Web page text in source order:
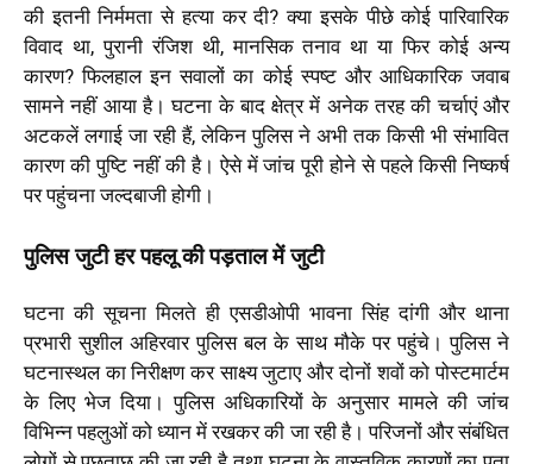
की इतनी निर्ममता से हत्या कर दी? क्या इसके पीछे कोई पारिवारिक
विवाद था, पुरानी रंजिश थी, मानसिक तनाव था या फिर कोई अन्य
कारण? फिलहाल इन सवालों का कोई स्पष्ट और आधिकारिक जवाब
सामने नहीं आया है। घटना के बाद क्षेत्र में अनेक तरह की चर्चाएं और
अटकलें लगाई जा रही हैं, लेकिन पुलिस ने अभी तक किसी भी संभावित
कारण की पुष्टि नहीं की है। ऐसे में जांच पूरी होने से पहले किसी निष्कर्ष
पर पहुंचना जल्दबाजी होगी।
पुलिस जुटी हर पहलू की पड़ताल में जुटी
घटना की सूचना मिलते ही एसडीओपी भावना सिंह दांगी और थाना
प्रभारी सुशील अहिरवार पुलिस बल के साथ मौके पर पहुंचे। पुलिस ने
घटनास्थल का निरीक्षण कर साक्ष्य जुटाए और दोनों शवों को पोस्टमार्टम
के लिए भेज दिया। पुलिस अधिकारियों के अनुसार मामले की जांच
विभिन्न पहलुओं को ध्यान में रखकर की जा रही है। परिजनों और संबंधित